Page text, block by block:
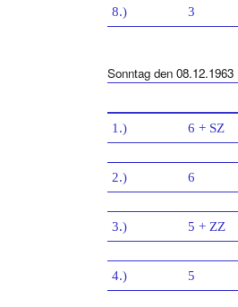
8.) 3
Sonntag den 08.12.1963
1.) 6 + SZ
2.) 6
3.) 5 + ZZ
4.) 5